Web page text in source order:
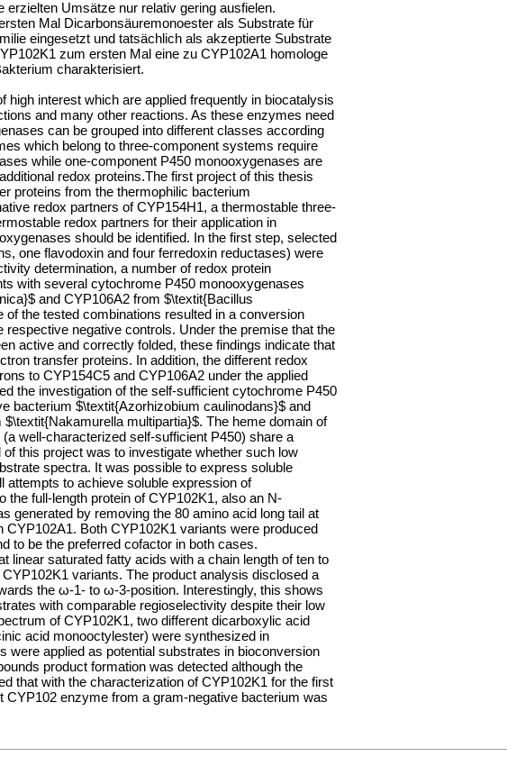
Umsätze nur relativ gering ausfielen.
Mal Dicarbonsäuremonoester als Substrate für
eingesetzt und tatsächlich als akzeptierte Substrate
zum ersten Mal eine zu CYP102A1 homologe
charakterisiert.
interest which are applied frequently in biocatalysis
and many other reactions. As these enzymes need
can be grouped into different classes according
which belong to three-component systems require
while one-component P450 monooxygenases are
redox proteins.The first project of this thesis
proteins from the thermophilic bacterium
redox partners of CYP154H1, a thermostable three-
redox partners for their application in
should be identified. In the first step, selected
one flavodoxin and four ferredoxin reductases) were
determination, a number of redox protein
with several cytochrome P450 monooxygenases
and CYP106A2 from $\textit{Bacillus
the tested combinations resulted in a conversion
negative controls. Under the premise that the
active and correctly folded, these findings indicate that
transfer proteins. In addition, the different redox
to CYP154C5 and CYP106A2 under the applied
the investigation of the self-sufficient cytochrome P450
bacterium $\textit{Azorhizobium caulinodans}$ and
multipartia}$. The heme domain of
well-characterized self-sufficient P450) share a
this project was to investigate whether such low
spectra. It was possible to express soluble
attempts to achieve soluble expression of
full-length protein of CYP102K1, also an N-
generated by removing the 80 amino acid long tail at
Both CYP102K1 variants were produced
to be the preferred cofactor in both cases.
linear saturated fatty acids with a chain length of ten to
variants. The product analysis disclosed a
the ω-1- to ω-3-position. Interestingly, this shows
with comparable regioselectivity despite their low
of CYP102K1, two different dicarboxylic acid
acid monooctylester) were synthesized in
were applied as potential substrates in bioconversion
product formation was detected although the
that with the characterization of CYP102K1 for the first
enzyme from a gram-negative bacterium was